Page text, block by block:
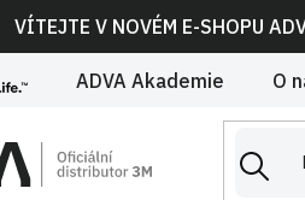
VÍTEJTE V NOVÉM E-SHOPU
ADVA Akademie O